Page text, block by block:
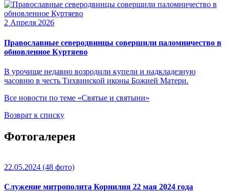
2 Апреля 2026
Православные северодвинцы совершили паломничество в
обновленное Куртяево
В урочище недавно возродили купели и надкладезную
часовню в честь Тихвинской иконы Божией Матери.
Все новости по теме «Святые и святыни»
Возврат к списку
Фотогалерея
22.05.2024 (48 фото)
Служение митрополита Корнилия 22 мая 2024 года